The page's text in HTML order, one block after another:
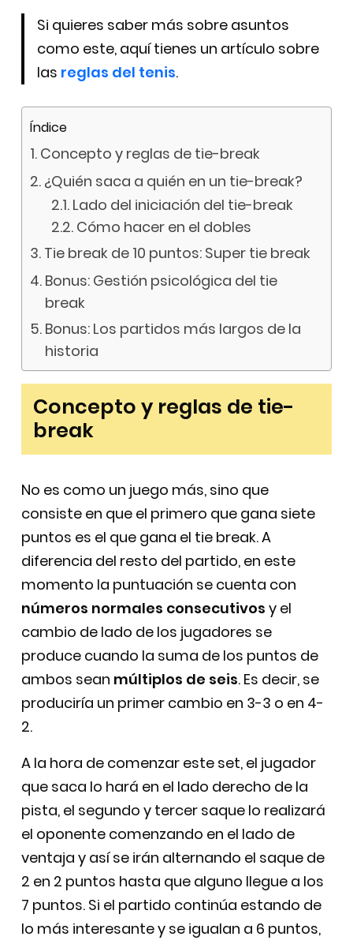
Si quieres saber más sobre asuntos
como este, aquí tienes un artículo sobre
las reglas del tenis.
Índice
Concepto y reglas de tie-break
¿Quién saca a quién en un tie-break?
Lado del iniciación del tie-break
Cómo hacer en el dobles
Tie break de 10 puntos: Super tie break
Bonus: Gestión psicológica del tie
break
Bonus: Los partidos más largos de la
historia
Concepto y reglas de tie-
break
No es como un juego más, sino que
consiste en que el primero que gana siete
puntos es el que gana el tie break. A
diferencia del resto del partido, en este
momento la puntuación se cuenta con
números normales consecutivos y el
cambio de lado de los jugadores se
produce cuando la suma de los puntos de
ambos sean múltiplos de seis. Es decir, se
produciría un primer cambio en 3-3 o en 4-
2.
A la hora de comenzar este set, el jugador
que saca lo hará en el lado derecho de la
pista, el segundo y tercer saque lo realizará
el oponente comenzando en el lado de
ventaja y así se irán alternando el saque de
2 en 2 puntos hasta que alguno llegue a los
7 puntos. Si el partido continúa estando de
lo más interesante y se igualan a 6 puntos,